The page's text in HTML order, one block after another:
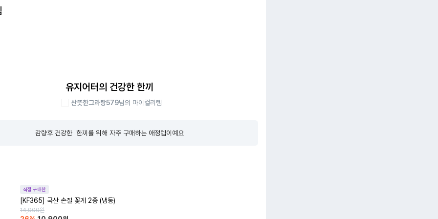
유지어터의 건강한 한끼
산뜻한그라탕579님의 마이컬리템
감량후 건강한  한끼를 위해 자주 구매하는 애정템이예요
직접 구매한
[KF365] 국산 손질 꽃게 2종 (냉동)
14,900원